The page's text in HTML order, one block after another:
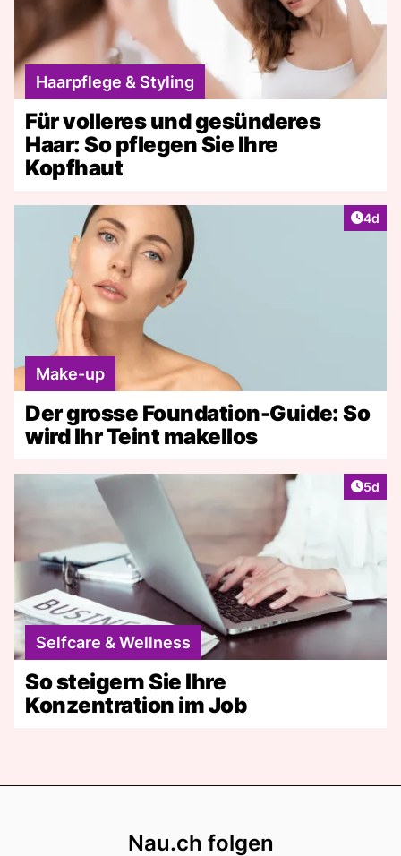
Haarpflege & Styling
Für volleres und gesünderes
Haar: So pflegen Sie Ihre
Kopfhaut
4d
Make-up
Der grosse Foundation-Guide: So
wird Ihr Teint makellos
5d
Selfcare & Wellness
So steigern Sie Ihre
Konzentration im Job
Nau.ch folgen